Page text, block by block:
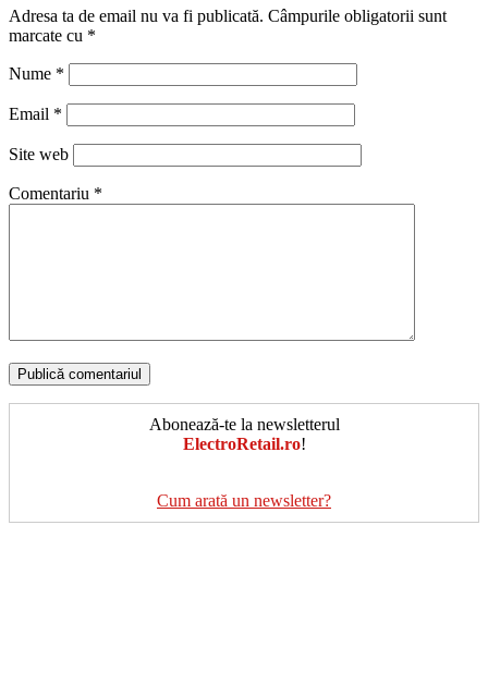
Adresa ta de email nu va fi publicată. Câmpurile obligatorii sunt
marcate cu *
Nume *
Email *
Site web
Comentariu *
Abonează-te la newsletterul
ElectroRetail.ro!
Cum arată un newsletter?